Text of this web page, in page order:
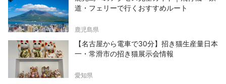
道・フェリーで行くおすすめルート
鹿児島県
【名古屋から電車で30分】招き猫生産量日本
一・常滑市の招き猫展示会情報
愛知県